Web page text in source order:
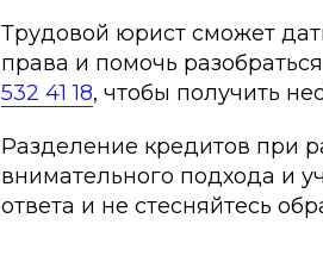
Трудовой юрист сможет
права и помочь
532 41 18, чтобы получить
Разделение кредитов при
внимательного подхода и
ответа и не стесняйтесь